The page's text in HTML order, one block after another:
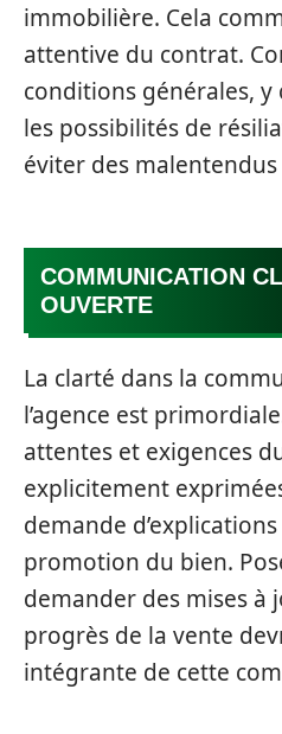
immobilière. Cela
attentive du contrat.
conditions générales,
les possibilités de
éviter des
COMMUNICATION
OUVERTE
La clarté dans la
l’agence est
attentes et exigences
explicitement
demande
promotion du bien.
demander des mises à
progrès de la vente
intégrante de cette